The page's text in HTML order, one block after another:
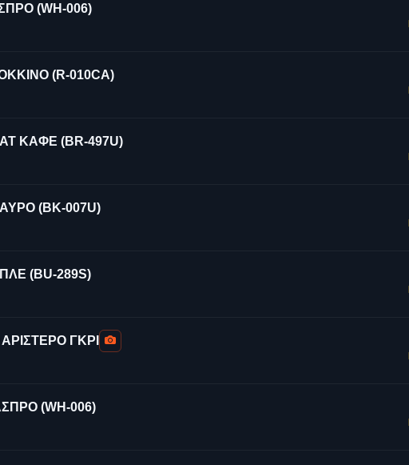
(WH-006)
(R-010CA)
ΚΑΦΕ (BR-497U)
(BK-007U)
(BU-289S)
ΓΚΡΙ
(WH-006)